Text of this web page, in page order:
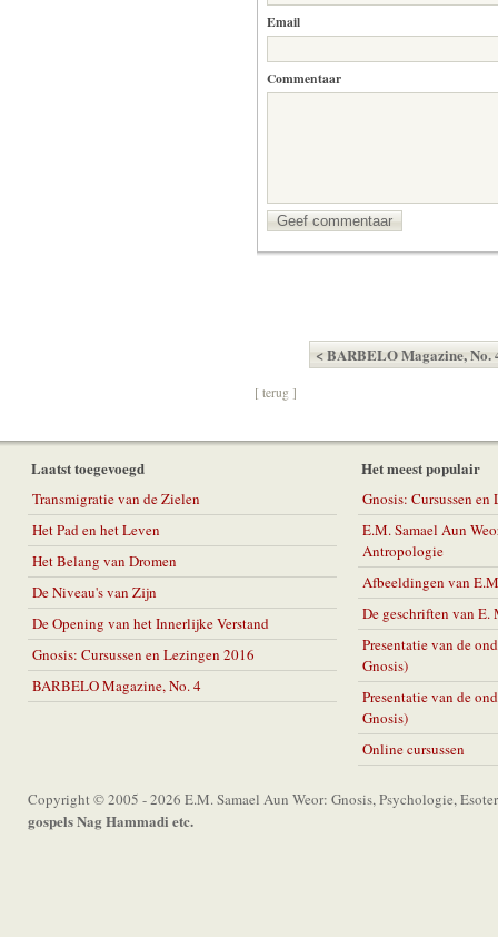
Email
Commentaar
Geef commentaar
< BARBELO Magazine, No.
[ terug ]
Laatst toegevoegd
Transmigratie van de Zielen
Het Pad en het Leven
Het Belang van Dromen
De Niveau's van Zijn
De Opening van het Innerlijke Verstand
Gnosis: Cursussen en Lezingen 2016
BARBELO Magazine, No. 4
Het meest populair
Gnosis: Cursussen
E.M. Samael Aun
Antropologie
Afbeeldingen van
De geschriften van E.
Presentatie van de
Gnosis)
Presentatie van de
Gnosis)
Online cursussen
Copyright © 2005 - 2026 E.M. Samael Aun Weor: Gnosis, Psychologie,
gospels Nag Hammadi etc.